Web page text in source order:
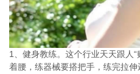
1、健身教练。这个行业天天跟
着腰，练器械要搭把手，练完拉